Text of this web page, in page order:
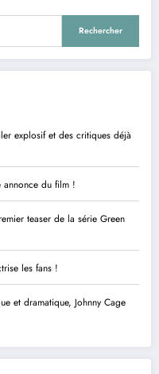
Rechercher
explosif et des critiques déjà
annonce du film !
teaser de la série Green
les fans !
et dramatique, Johnny Cage